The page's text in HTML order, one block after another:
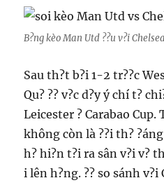
B?ng kèo Man Utd ??u v?i Chelsea
Sau th?t b?i 1-2 tr??c
Qu? ?? v?c d?y ý chí t?
Leicester ? Carabao Cup.
không còn là ??i th?
h? hi?n t?i ra sân v?i v?
i lên h?ng. ?? so sánh v?i